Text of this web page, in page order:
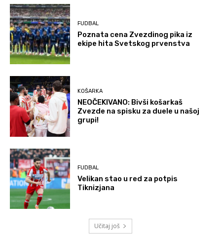
FUDBAL
Poznata cena Zvezdinog pika iz
ekipe hita Svetskog prvenstva
KOŠARKA
NEOČEKIVANO: Bivši košarkaš
Zvezde na spisku za duele u našoj
grupi!
FUDBAL
Velikan stao u red za potpis
Tiknizjana
Učitaj još